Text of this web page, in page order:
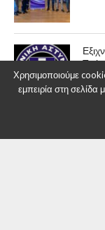
Χρησιμοποιούμε
εμπειρία στη